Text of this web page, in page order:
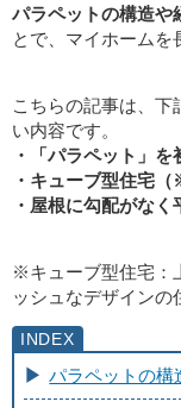
パラペットの構造や
とで、マイホームを
こちらの記事は、下
い内容です。
・「パラペット」を
・キューブ型住宅
・屋根に勾配がな
※キューブ型住宅：
ッシュなデザインの
パラペットの構